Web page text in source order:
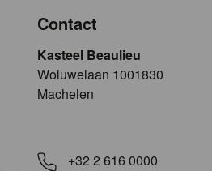
Contact
Kasteel Beaulieu
​​​Woluwelaan 1001830
Machelen
+32 2 616 0000